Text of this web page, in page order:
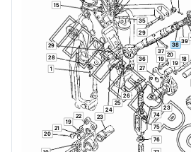
1
15
18
19
19
19
20
20
21
22 23
23
24
25
26
27
28
29
29
35
36
37
38
39
74
75
76